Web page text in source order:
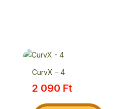
CurvX – 4
2 090 Ft